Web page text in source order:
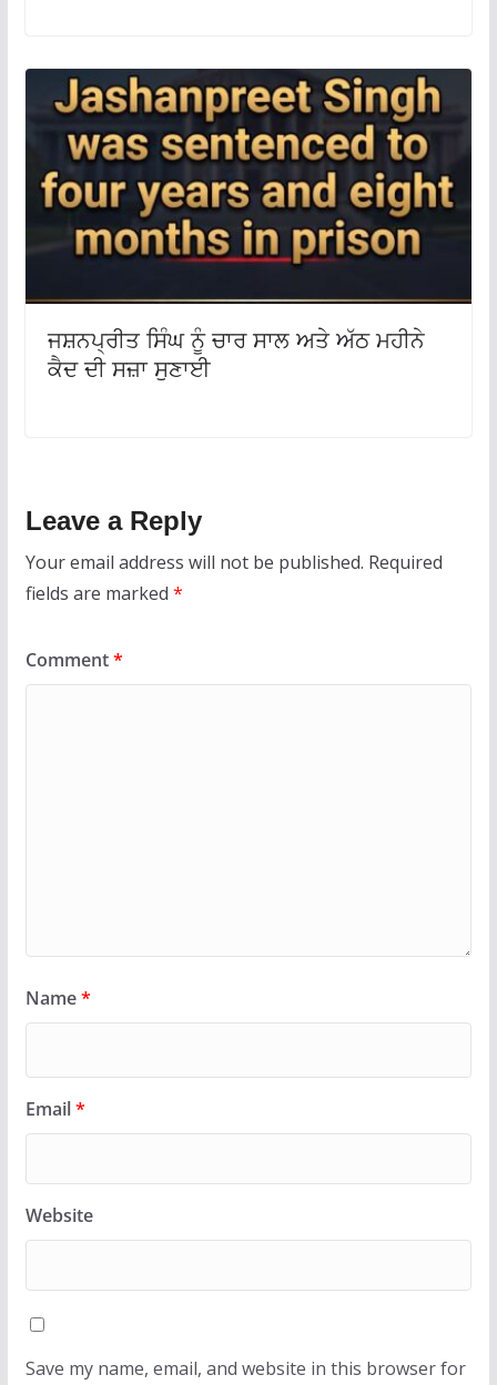
ਜਸ਼ਨਪ੍ਰੀਤ ਸਿੰਘ ਨੂੰ ਚਾਰ ਸਾਲ ਅਤੇ ਅੱਠ ਮਹੀਨੇ
ਕੈਦ ਦੀ ਸਜ਼ਾ ਸੁਣਾਈ
Leave a Reply
Your email address will not be published. Required
fields are marked *
Comment*
Name*
Email*
Website
Save my name, email, and website in this browser for